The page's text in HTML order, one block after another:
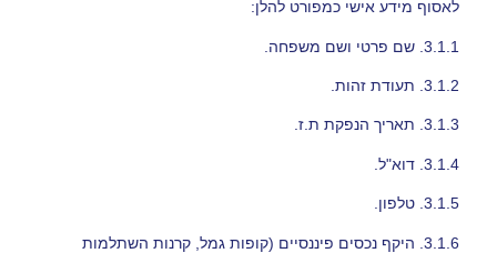
לאסוף מידע אישי כמפורט להלן:
3.1.1. שם פרטי ושם משפחה.
3.1.2. תעודת זהות.
3.1.3. תאריך הנפקת ת.ז.
3.1.4. דוא"ל.
3.1.5. טלפון.
3.1.6. היקף נכסים פיננסיים (קופות גמל, קרנות השתלמות